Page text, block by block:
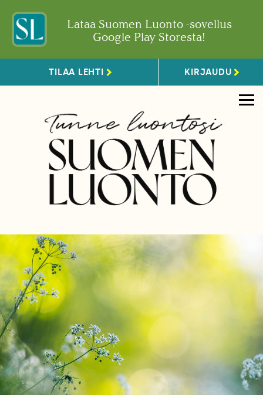
Lataa Suomen Luonto -sovellus
Google Play Storesta!
TILAA LEHTI KIRJAUDU